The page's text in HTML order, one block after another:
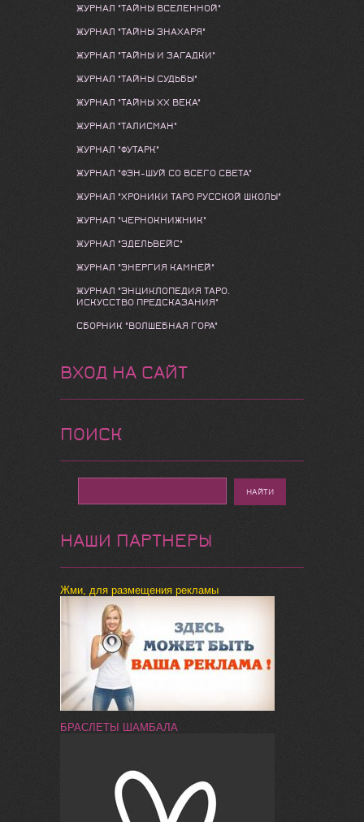
ЖУРНАЛ "ТАЙНЫ ВСЕЛЕННОЙ"
ЖУРНАЛ "ТАЙНЫ ЗНАХАРЯ"
ЖУРНАЛ "ТАЙНЫ И ЗАГАДКИ"
ЖУРНАЛ "ТАЙНЫ СУДЬБЫ"
ЖУРНАЛ "ТАЙНЫ ХХ ВЕКА"
ЖУРНАЛ "ТАЛИСМАН"
ЖУРНАЛ "ФУТАРК"
ЖУРНАЛ "ФЭН-ШУЙ СО ВСЕГО СВЕТА"
ЖУРНАЛ "ХРОНИКИ ТАРО РУССКОЙ ШКОЛЫ"
ЖУРНАЛ "ЧЕРНОКНИЖНИК"
ЖУРНАЛ "ЭДЕЛЬВЕЙС"
ЖУРНАЛ "ЭНЕРГИЯ КАМНЕЙ"
ЖУРНАЛ "ЭНЦИКЛОПЕДИЯ ТАРО.
ИСКУССТВО ПРЕДСКАЗАНИЯ"
СБОРНИК "ВОЛШЕБНАЯ ГОРА"
ВХОД НА САЙТ
ПОИСК
НАШИ ПАРТНЕРЫ
Жми, для размещения рекламы
БРАСЛЕТЫ ШАМБАЛА